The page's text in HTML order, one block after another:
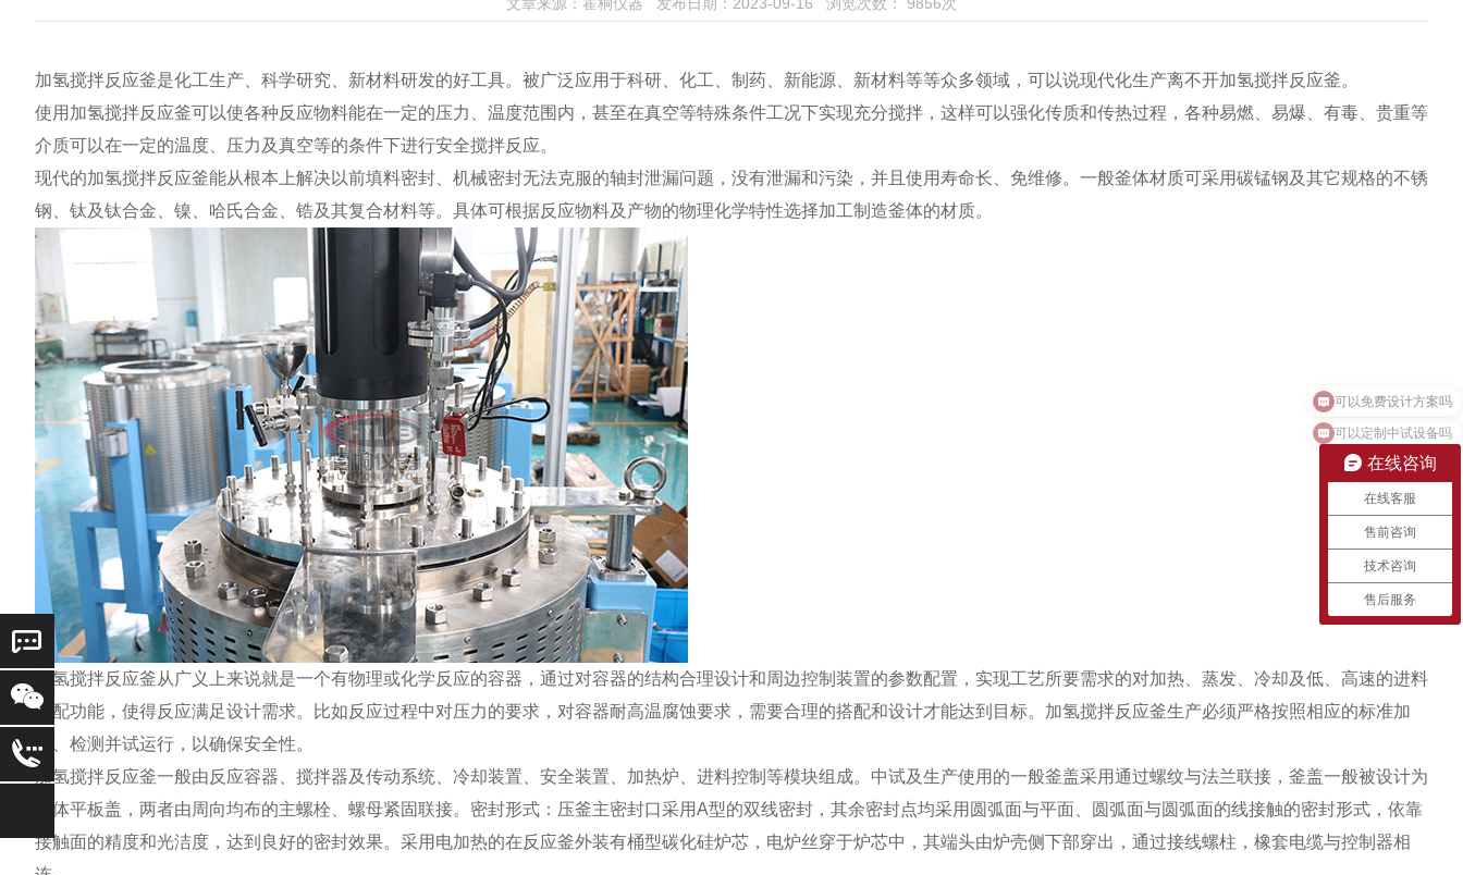
加氢搅拌反应釜是化工生产、科学研究、新材料研发的好工具。被广泛应用于科研、化工、制药、新能源、新材料等等众多领域，可以说现代化生产离不开加氢搅拌反应釜。
使用加氢搅拌反应釜可以使各种反应物料能在一定的压力、温度范围内，甚至在真空等特殊条件工况下实现充分搅拌，这样可以强化传质和传热过程，各种易燃、易爆、有毒、贵重等
介质可以在一定的温度、压力及真空等的条件下进行安全搅拌反应。
现代的加氢搅拌反应釜能从根本上解决以前填料密封、机械密封无法克服的轴封泄漏问题，没有泄漏和污染，并且使用寿命长、免维修。一般釜体材质可采用碳锰钢及其它规格的不锈
钢、钛及钛合金、镍、哈氏合金、锆及其复合材料等。具体可根据反应物料及产物的物理化学特性选择加工制造釜体的材质。
加氢搅拌反应釜从广义上来说就是一个有物理或化学反应的容器，通过对容器的结构合理设计和周边控制装置的参数配置，实现工艺所要需求的对加热、蒸发、冷却及低、高速的进料
混配功能，使得反应满足设计需求。比如反应过程中对压力的要求，对容器耐高温腐蚀要求，需要合理的搭配和设计才能达到目标。加氢搅拌反应釜生产必须严格按照相应的标准加
工、检测并试运行，以确保安全性。
加氢搅拌反应釜一般由反应容器、搅拌器及传动系统、冷却装置、安全装置、加热炉、进料控制等模块组成。中试及生产使用的一般釜盖采用通过螺纹与法兰联接，釜盖一般被设计为
正体平板盖，两者由周向均布的主螺栓、螺母紧固联接。密封形式：压釜主密封口采用A型的双线密封，其余密封点均采用圆弧面与平面、圆弧面与圆弧面的线接触的密封形式，依靠
接触面的精度和光洁度，达到良好的密封效果。采用电加热的在反应釜外装有桶型碳化硅炉芯，电炉丝穿于炉芯中，其端头由炉壳侧下部穿出，通过接线螺柱，橡套电缆与控制器相
在线咨询
在线客服
售前咨询
技术咨询
售后服务